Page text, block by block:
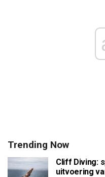
Trending Now
Cliff Diving:
uitvoering